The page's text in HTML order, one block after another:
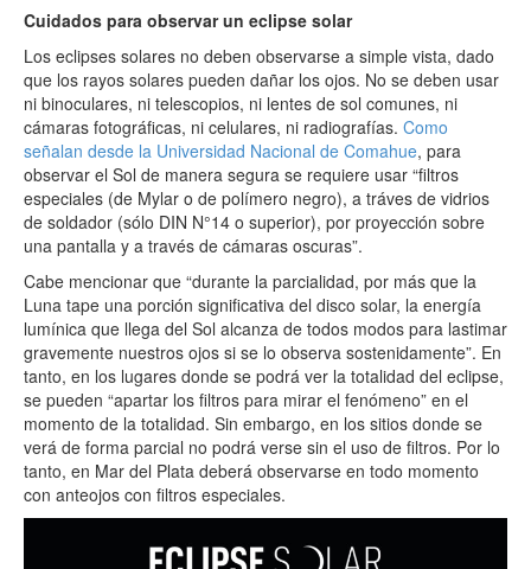
Cuidados para observar un eclipse solar
Los eclipses solares no deben observarse a simple vista, dado
que los rayos solares pueden dañar los ojos. No se deben usar
ni binoculares, ni telescopios, ni lentes de sol comunes, ni
cámaras fotográficas, ni celulares, ni radiografías. Como
señalan desde la Universidad Nacional de Comahue, para
observar el Sol de manera segura se requiere usar “filtros
especiales (de Mylar o de polímero negro), a tráves de vidrios
de soldador (sólo DIN N°14 o superior), por proyección sobre
una pantalla y a través de cámaras oscuras”.
Cabe mencionar que “durante la parcialidad, por más que la
Luna tape una porción significativa del disco solar, la energía
lumínica que llega del Sol alcanza de todos modos para lastimar
gravemente nuestros ojos si se lo observa sostenidamente”. En
tanto, en los lugares donde se podrá ver la totalidad del eclipse,
se pueden “apartar los filtros para mirar el fenómeno” en el
momento de la totalidad. Sin embargo, en los sitios donde se
verá de forma parcial no podrá verse sin el uso de filtros. Por lo
tanto, en Mar del Plata deberá observarse en todo momento
con anteojos con filtros especiales.